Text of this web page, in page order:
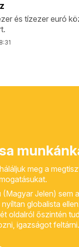
és tízezer euró
meg a
(Magyar Jelen) sem
nyíltan globalista
oldalról őszintén
igazságot feltárni.